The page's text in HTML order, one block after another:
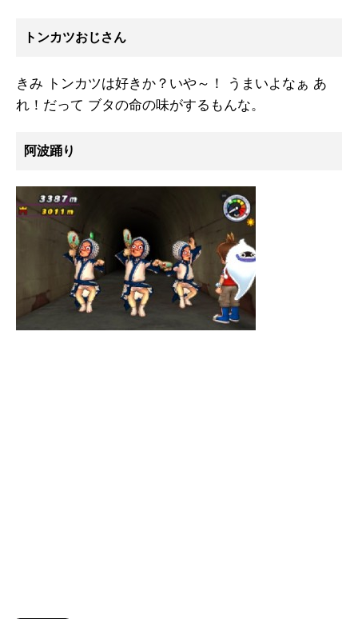
トンカツおじさん
きみ トンカツは好きか？いや～！ うまいよなぁ あ
れ！だって ブタの命の味がするもんな。
阿波踊り